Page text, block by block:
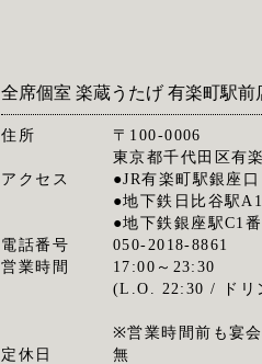
全席個室 楽蔵うたげ 有楽町駅前
住所
〒100-0006
東京都千代田区有
アクセス
●JR有楽町駅銀座
●地下鉄日比谷駅
●地下鉄銀座駅C1
電話番号
050-2018-8861
営業時間
17:00～23:30
(L.O. 22:30 / ドリ
※営業時間前も宴
定休日
無